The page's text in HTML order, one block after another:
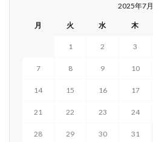
2025年7月
月 火 水 木
1 2 3
7 8 9 10
14 15 16 17
21 22 23 24
28 29 30
31